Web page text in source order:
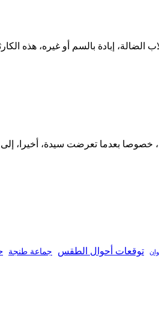
الضالة، إبادة بالسم أو غيره،
خصوصا بعدما تعرضت سيدة،
توقعات أحوال الطقس جماعة طنجة